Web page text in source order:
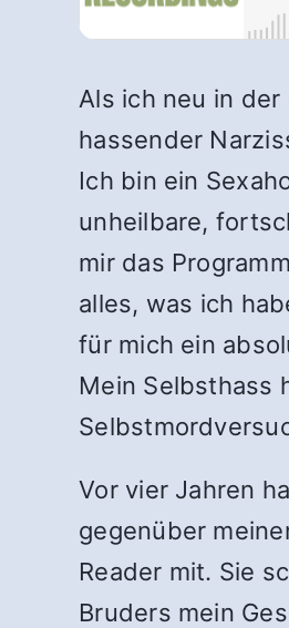
Als ich neu in
hassender
Ich bin ein
unheilbare,
mir das
alles, was ich
für mich ein
Mein Selbsthass
Vor vier Jahren
gegenüber
Reader mit. Sie
Bruders mein